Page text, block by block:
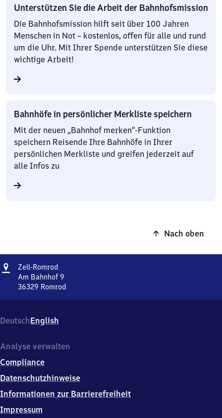
Unterstützen Sie die Arbeit der Bahnhofsmission
Die Bahnhofsmission hilft seit über 100 Jahren
Menschen in Not – kostenlos, offen für alle und rund
um die Uhr. Mit Ihrer Spende unterstützen Sie diese
wichtige Arbeit!
Bahnhöfe in persönlicher Merkliste speichern
Mit der neuen „Bahnhof merken“-Funktion
speichern Reisende Ihre Bahnhöfe in Ihrer
persönlichen Merkliste und greifen jederzeit auf
alle Infos zu
Nach oben
Adresse
Zell-RomrodZell-
Romrod
Am Bahnhof 9
36329 Romrod
Am
Bahnhof
3
3
2
Romrod
DeutschEnglish
Analyse verwalten
Compliance
Datenschutzhinweise
Informationen zur Barrierefreiheit
Impressum